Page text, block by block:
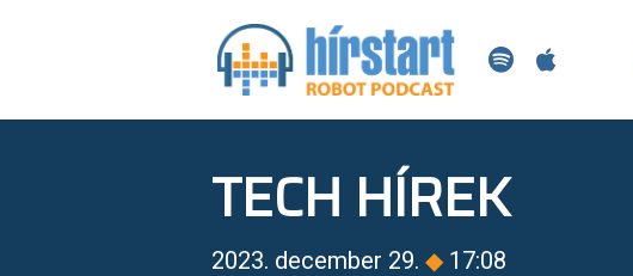
TECH HÍREK
2023. december 29. ◆ 17:08